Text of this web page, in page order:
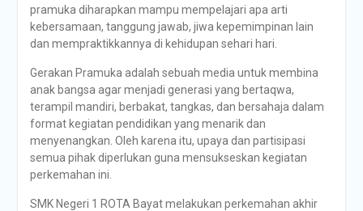
pramuka diharapkan mampu mempelajari apa arti
kebersamaan, tanggung jawab, jiwa kepemimpinan lain
dan mempraktikkannya di kehidupan sehari hari.
Gerakan Pramuka adalah sebuah media untuk membina
anak bangsa agar menjadi generasi yang bertaqwa,
terampil mandiri, berbakat, tangkas, dan bersahaja dalam
format kegiatan pendidikan yang menarik dan
menyenangkan. Oleh karena itu, upaya dan partisipasi
semua pihak diperlukan guna mensukseskan kegiatan
perkemahan ini.
SMK Negeri 1 ROTA Bayat melakukan perkemahan akhir